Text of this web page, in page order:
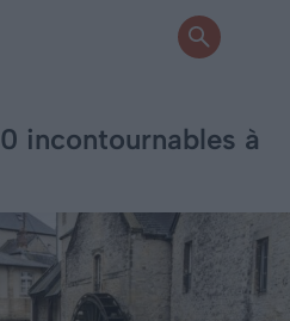
incontournables à